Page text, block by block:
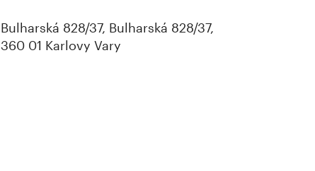
Bulharská 828/37, Bulharská 828/37,
360 01 Karlovy Vary